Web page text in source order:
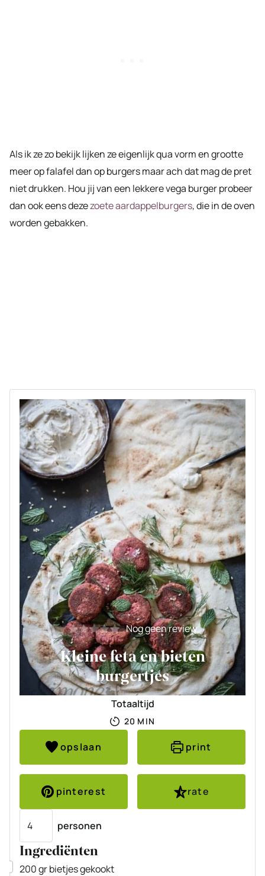
Als ik ze zo bekijk lijken ze eigenlijk qua vorm en grootte
meer op falafel dan op burgers maar ach dat mag de pret
niet drukken. Hou jij van een lekkere vega burger probeer
dan ook eens dezezoete aardappelburgers, die in de oven
worden gebakken.
Nog geen review
Kleine feta en bieten
burgertjes
Totaaltijd
20 MINUTEN
MIN
opslaan print
pinterest
rate
personen
Ingrediënten
▢
200grbietjesgekookt